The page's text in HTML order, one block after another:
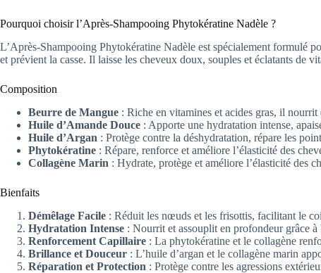
Pourquoi choisir l’Après-Shampooing Phytokératine Nadèle ?
L’Après-Shampooing Phytokératine Nadèle est spécialement formulé
et prévient la casse. Il laisse les cheveux doux, souples et éclatants de
Composition
Beurre de Mangue : Riche en vitamines et acides gras, il
Huile d’Amande Douce : Apporte une hydratation intense,
Huile d’Argan : Protège contre la déshydratation, répare les
Phytokératine : Répare, renforce et améliore l’élasticité des
Collagène Marin : Hydrate, protège et améliore l’élasticité des
Bienfaits
Démêlage Facile : Réduit les nœuds et les frisottis, facilitant le
Hydratation Intense : Nourrit et assouplit en profondeur grâce à
Renforcement Capillaire : La phytokératine et le collagène
Brillance et Douceur : L’huile d’argan et le collagène marin
Réparation et Protection : Protège contre les agressions